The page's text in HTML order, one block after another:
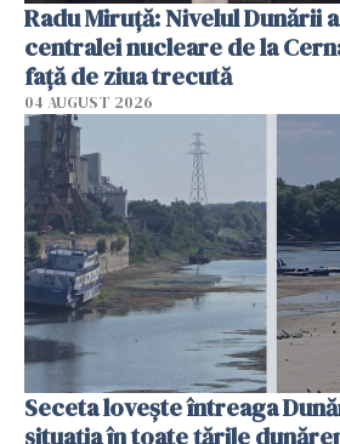
Radu Miruţă: Nivelul Dunării
centralei nucleare de la
faţă de ziua trecută
04 AUGUST 2026
Seceta lovește întreaga
situația în toate țările